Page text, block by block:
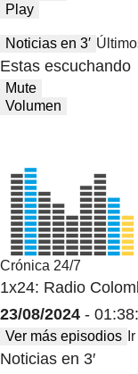
Play
Noticias en 3′
Estas escuchando
Mute
Volumen
Crónica 24/7
1x24: Radio
23/08/2024 -
Ver más episodios
Noticias en 3′